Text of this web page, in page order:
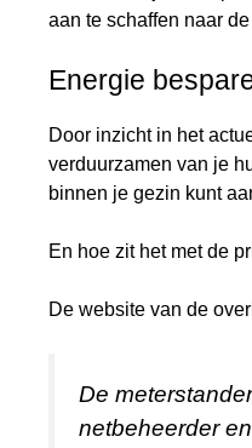
aan te schaffen naar
Energie
Door inzicht in het
verduurzamen van je
binnen je gezin kunt
En hoe zit het met de
De website van de
De
netbeheerder